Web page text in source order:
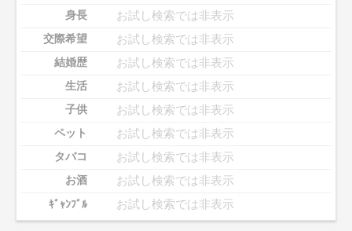
身長 お試し検索では非表示
交際希望 お試し検索では非表示
結婚歴 お試し検索では非表示
生活 お試し検索では非表示
子供 お試し検索では非表示
ペット お試し検索では非表示
タバコ お試し検索では非表示
お酒 お試し検索では非表示
ｷﾞｬﾝﾌﾞﾙ お試し検索では非表示